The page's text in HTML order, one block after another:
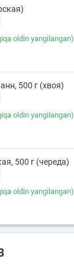
oldin yangilangan)
500 г (хвоя)
oldin yangilangan)
500 г (череда)
oldin yangilangan)